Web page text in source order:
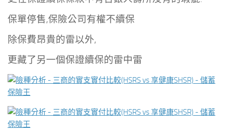
保單停售,保險公司有權不續保
除保費昂貴的雷以外,
更藏了另一個保證續保的雷中雷